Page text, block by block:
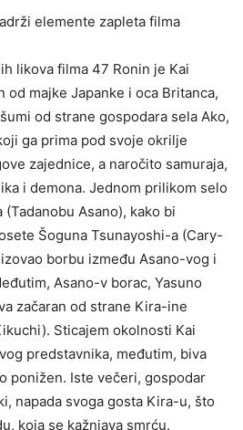
elemente zapleta filma
likova filma 47 Ronin je Kai
od majke Japanke i oca Britanca,
od strane gospodara sela Ako,
ga prima pod svoje okrilje
zajednice, a naročito samuraja,
i demona. Jednom prilikom selo
Asano), kako bi
Šoguna Tsunayoshi-a (Cary-
borbu između Asano-vog i
Asano-v borac, Yasuno
začaran od strane Kira-ine
Sticajem okolnosti Kai
predstavnika, međutim, biva
ponižen. Iste večeri, gospodar
napada svoga gosta Kira-u, što
koja se kažnjava smrću.